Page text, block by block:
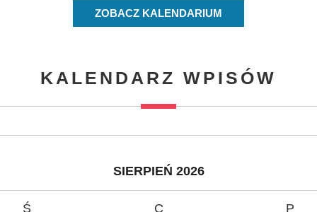
ZOBACZ KALENDARIUM
KALENDARZ WPISÓW
SIERPIEŃ 2026
Ś C P